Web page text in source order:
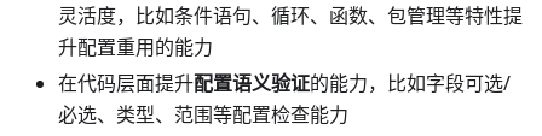
灵活度，比如条件语句、循环、函数、包管理等特性提
升配置重用的能力
在代码层面提升配置语义验证的能力，比如字段可选/
必选、类型、范围等配置检查能力